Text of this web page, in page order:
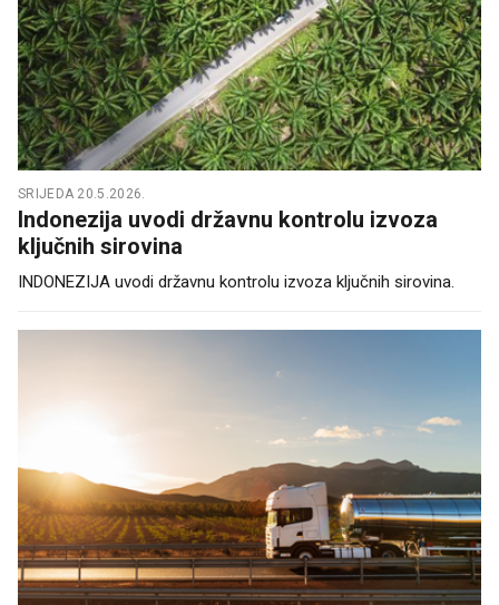
SRIJEDA 20.5.2026.
Indonezija uvodi državnu kontrolu izvoza
ključnih sirovina
INDONEZIJA uvodi državnu kontrolu izvoza ključnih sirovina.